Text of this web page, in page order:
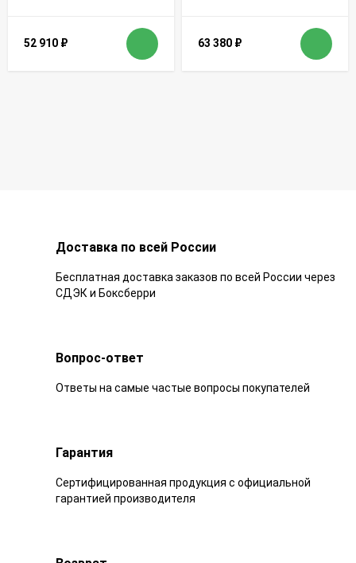
52 910 ₽ 63 380 ₽
Доставка по всей России
Бесплатная доставка заказов по всей России через
СДЭК и Боксберри
Вопрос-ответ
Ответы на самые частые вопросы покупателей
Гарантия
Сертифицированная продукция с официальной
гарантией производителя